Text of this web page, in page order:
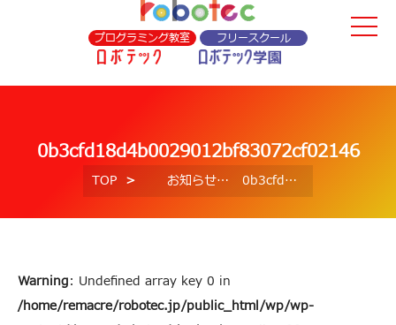
プログラミング教室 フリースクール
0b3cfd18d4b0029012bf83072cf02146
TOP お知らせ 0b3cfd18d4b0029012bf83072cf02146
Warning: Undefined array key 0 in
/home/remacre/robotec.jp/public_html/wp/wp-